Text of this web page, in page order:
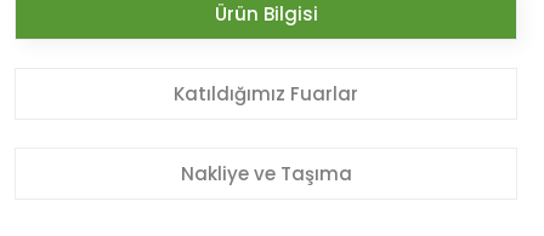
Ürün Bilgisi
Katıldığımız Fuarlar
Nakliye ve Taşıma